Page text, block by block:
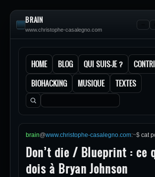
BRAIN
www.christophe-casalegno.com
HOME BLOG QUI SUIS-JE ?
BIOHACKING
MUSIQUE TEXTES
Rechercher :
brain@www.christophe-casalegno.com:~$ cat
Don’t die / Blueprint : ce
dois à Bryan Johnson